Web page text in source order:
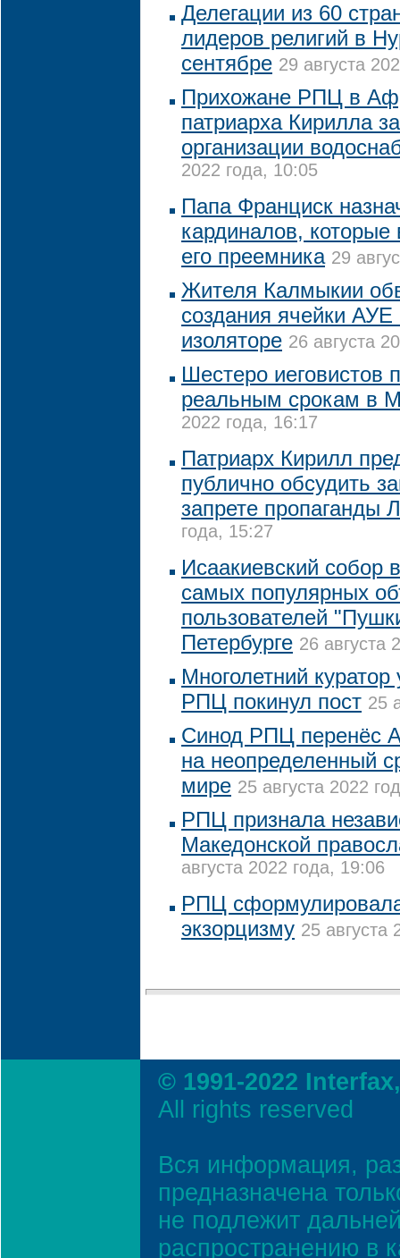
Делегации из 60
лидеров религий в
сентябре 29 августа
Прихожане РПЦ в
патриарха Кирилла
организации
2022 года, 10:05
Папа Франциск
кардиналов,
его преемника 29
Жителя Калмыкии
создания ячейки
изоляторе 26 августа
Шестеро иеговистов
реальным срокам в
2022 года, 16:17
Патриарх Кирилл
публично обсудить
запрете пропаганды
года, 15:27
Исаакиевский собор
самых популярных
пользователей
Петербурге 26 августа
Многолетний
РПЦ покинул пост 25
Синод РПЦ перенёс
на неопределенный
мире 25 августа 2022
РПЦ признала
Македонской
августа 2022 года, 19:06
РПЦ
экзорцизму 25 августа
© 1991-2022
All rights reserved
Вся информация,
предназначена
не подлежит
распространению в